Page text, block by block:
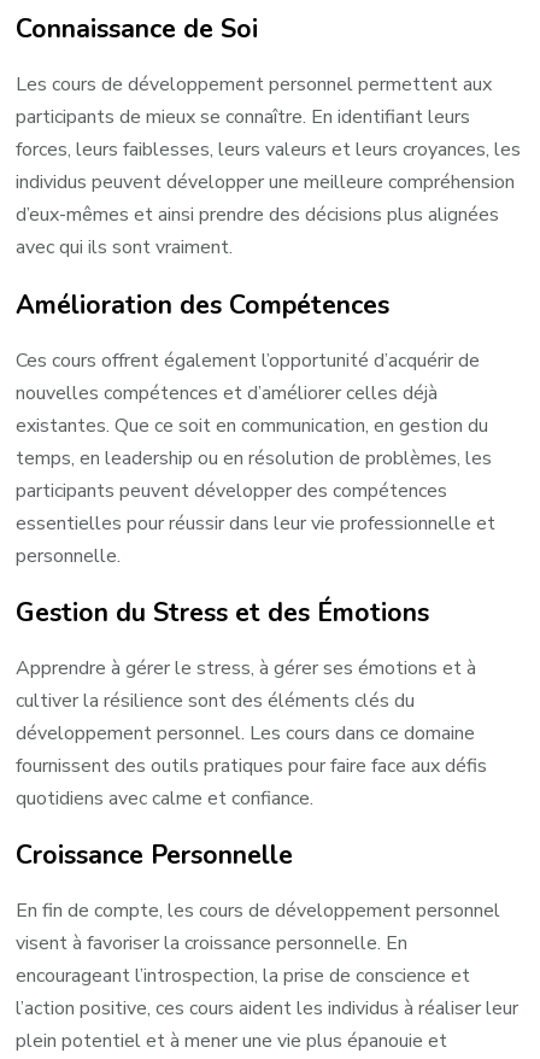
Connaissance de Soi
Les cours de développement personnel permettent aux
participants de mieux se connaître. En identifiant leurs
forces, leurs faiblesses, leurs valeurs et leurs croyances, les
individus peuvent développer une meilleure compréhension
d’eux-mêmes et ainsi prendre des décisions plus alignées
avec qui ils sont vraiment.
Amélioration des Compétences
Ces cours offrent également l’opportunité d’acquérir de
nouvelles compétences et d’améliorer celles déjà
existantes. Que ce soit en communication, en gestion du
temps, en leadership ou en résolution de problèmes, les
participants peuvent développer des compétences
essentielles pour réussir dans leur vie professionnelle et
personnelle.
Gestion du Stress et des Émotions
Apprendre à gérer le stress, à gérer ses émotions et à
cultiver la résilience sont des éléments clés du
développement personnel. Les cours dans ce domaine
fournissent des outils pratiques pour faire face aux défis
quotidiens avec calme et confiance.
Croissance Personnelle
En fin de compte, les cours de développement personnel
visent à favoriser la croissance personnelle. En
encourageant l’introspection, la prise de conscience et
l’action positive, ces cours aident les individus à réaliser leur
plein potentiel et à mener une vie plus épanouie et